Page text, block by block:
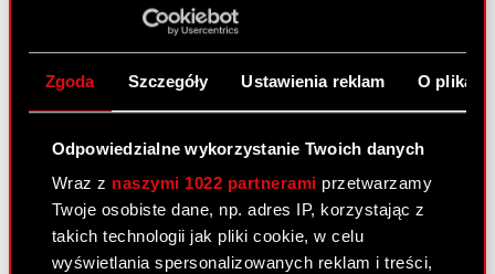
Zgoda Szczegóły Ustawienia reklam O
Odpowiedzialne wykorzystanie Twoich danych
Wraz z naszymi 1022 partnerami przetwarzamy
Twoje osobiste dane, np. adres IP, korzystając z
takich technologii jak pliki cookie, w celu
wyświetlania spersonalizowanych reklam i treści,
w Białymstoku i zajęcie wierzytelności.
Raport bieżący nr 2/2008
7 stycznia 2008 0:00
PDF
Terminy przekazywania raportów
okresowych w 2008 roku